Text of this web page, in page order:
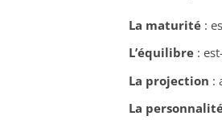
La maturité:
L’équilibre:
La projection :
La